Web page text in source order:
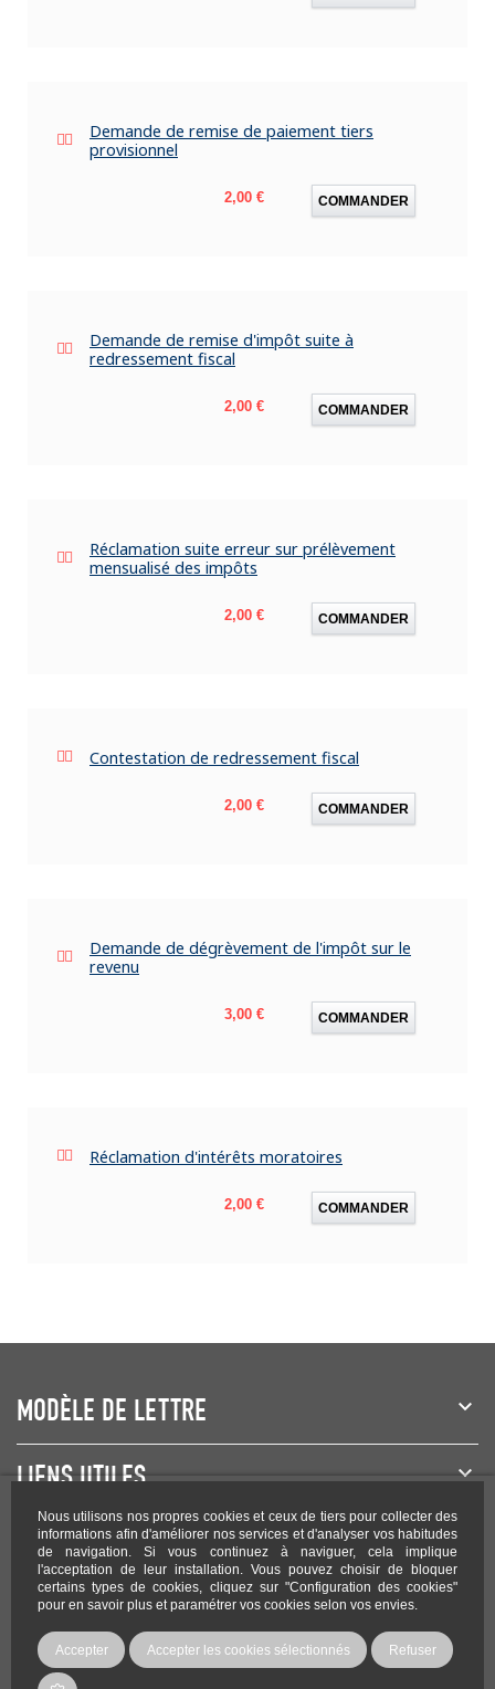
Nous utilisons nos propres cookies et ceux de tiers pour collecter des
informations afin d'améliorer nos services et d'analyser vos habitudes
de navigation. Si vous continuez à naviguer, cela implique
l'acceptation de leur installation. Vous pouvez choisir de bloquer
certains types de cookies, cliquez sur "Configuration des cookies"
pour en savoir plus et paramétrer vos cookies selon vos envies.
Accepter Accepter les cookies sélectionnés Refuser
Demande de remise de paiement tiers
provisionnel
Prix
2,00 € COMMANDER
Demande de remise d'impôt suite à
redressement fiscal
Prix
2,00 € COMMANDER
Réclamation suite erreur sur prélèvement
mensualisé des impôts
Prix
2,00 € COMMANDER
Contestation de redressement fiscal
Prix
2,00 € COMMANDER
Demande de dégrèvement de l'impôt sur le
revenu
Prix
3,00 € COMMANDER
Réclamation d'intérêts moratoires
Prix
2,00 € COMMANDER
MODÈLE DE LETTRE
LIENS UTILES
NEWSLETTER